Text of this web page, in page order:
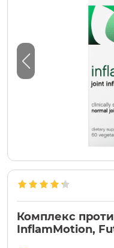
Комплекс проти
InflamMotion,